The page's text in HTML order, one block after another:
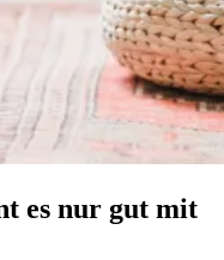
es nur gut mit